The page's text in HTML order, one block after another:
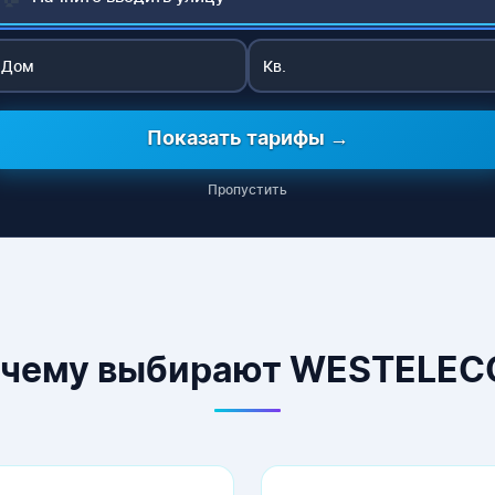
Показать тарифы →
Пропустить
выбирают